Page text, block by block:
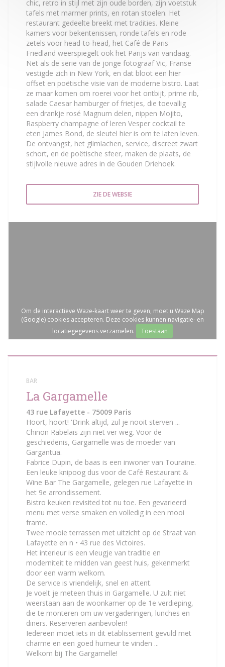
chic, retro in stijl met zijn oude borden, zijn voetstuk
tafels met marmer prints, en rotan stoelen. Het
restaurant gedeelte breekt met tradities. Kleine
kamers voor bekentenissen, ronde tafels en rode
zetels voor head-to-head, het Café de Paris
Friedland weerspiegelt ook het Parijs van vandaag.
Net als de serie van de jonge fotograaf Vic, Franse
vestigde zich in New York, en dat bloot een hier
offset en poëtische visie van de moderne bistro. Laat
ze maar komen om roerei voor het ontbijt, prime rib,
salade Caesar hamburger of frietjes, die toevallig
een drankje rosé Magnum delen, nippen Mojito,
Raspberry champagne of leren Vesper cocktail te
eten James Bond, de sleutel hier is om te laten leven.
De ontvangst, het glimlachen, service, discreet zwart
schort, en de poëtische sfeer, maken de plaats, de
stijlvolle nieuwe adres in de Gouden Driehoek.
ZIE DE WEBSIE
Om de interactieve Waze-kaart weer te geven, moet u Waze Map
(Google) cookies accepteren. Deze cookies kunnen navigatie- en
locatiegegevens verzamelen.
Toestaan
BAR
La Gargamelle
43 rue Lafayette - 75009 Paris
Hoort, hoort! 'Drink altijd, zul je nooit sterven ...
Chinon Rabelais zijn niet ver weg. Voor de
geschiedenis, Gargamelle was de moeder van
Gargantua.
Fabrice Dupin, de baas is een inwoner van Touraine.
Een leuke knipoog dus voor de Café Restaurant &
Wine Bar The Gargamelle, gelegen rue Lafayette in
het 9e arrondissement.
Bistro keuken revisited tot nu toe. Een gevarieerd
menu met verse smaken en volledig in een mooi
frame.
Twee mooie terrassen met uitzicht op de Straat van
Lafayette en n • 43 rue des Victoires.
Het interieur is een vleugje van traditie en
moderniteit te midden van geest huis, gekenmerkt
door een warm welkom.
De service is vriendelijk, snel en attent.
Je voelt je meteen thuis in Gargamelle. U zult niet
weerstaan ​​aan de woonkamer op de 1e verdieping,
die te monteren om uw vergaderingen, lunches en
diners. Reserveren aanbevolen!
Iedereen moet iets in dit etablissement gevuld met
charme en een goed humeur te vinden ...
Welkom bij The Gargamelle!